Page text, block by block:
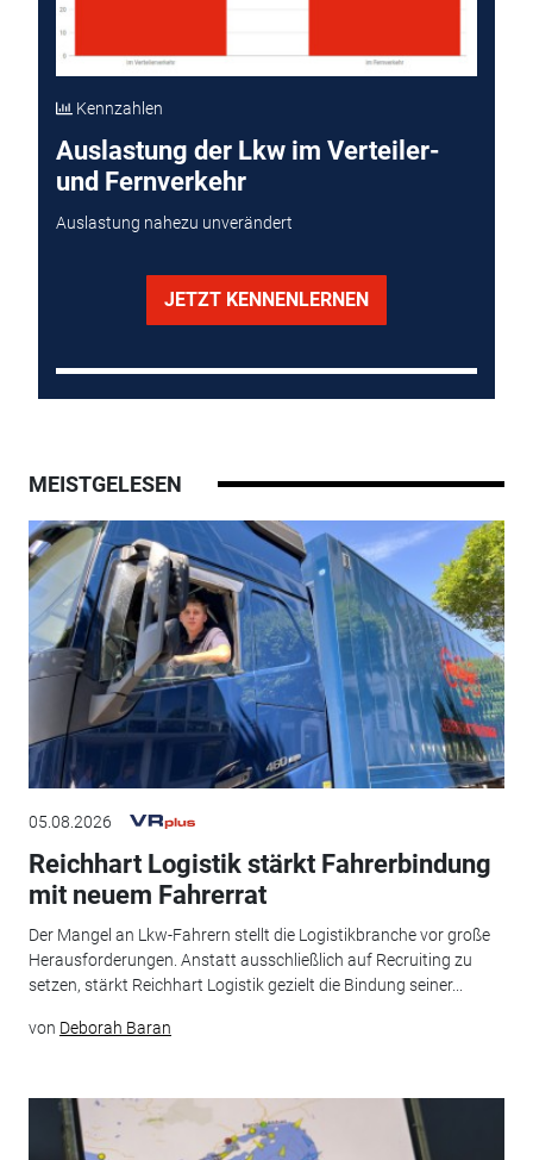
Kennzahlen
Auslastung der Lkw im Verteiler-
und Fernverkehr
Auslastung nahezu unverändert
JETZT KENNENLERNEN
MEISTGELESEN
05.08.2026
Reichhart Logistik stärkt Fahrerbindung
mit neuem Fahrerrat
Der Mangel an Lkw-Fahrern stellt die Logistikbranche vor große
Herausforderungen. Anstatt ausschließlich auf Recruiting zu
setzen, stärkt Reichhart Logistik gezielt die Bindung seiner...
von Deborah Baran